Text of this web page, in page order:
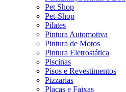
Pet Shop
Pet-Shop
Pilates
Pintura Automotiva
Pintura de Motos
Pintura Eletrostática
Piscinas
Pisos e Revestimentos
Pizzarias
Placas e Faixas